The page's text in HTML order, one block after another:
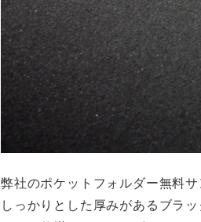
弊社のポケットフォルダー無料サ
しっかりとした厚みがあるブラ